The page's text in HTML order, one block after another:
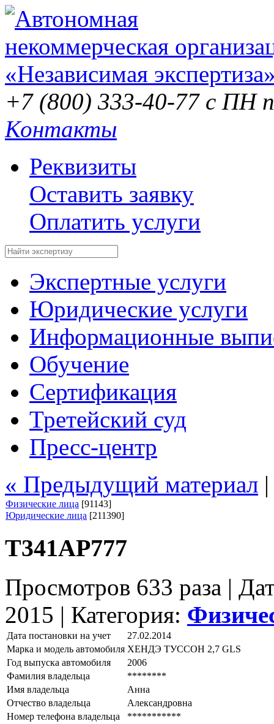
+7 (800) 333-40-77 с ПН
Контакты
Реквизиты
Оставить заявку
Оплатить услуги
Экспертные услуги
Юридические услуги
Информационные
Обучение
Сертификация
Третейский суд
Пресс-центр
« Предыдущий материал
Физические лица [91143]
Юридические лица [211390]
Т341АР777
Просмотров 633 раза |
2015 | Категория:
Дата постановки на учет
27.02.2014
Марка и модель автомобиля ХЕНДЭ ТУССОН 2,7 GLS
Год выпуска автомобиля
2006
Фамилия владельца
********
Имя владельца
Анна
Отчество владельца
Александровна
Номер телефона владельца
***********